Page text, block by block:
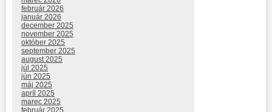
február 2026
január 2026
december 2025
november 2025
október 2025
september 2025
august 2025
júl 2025
jún 2025
máj 2025
apríl 2025
marec 2025
február 2025